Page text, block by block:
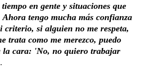
en gente y situaciones que
Ahora tengo mucha más confianza
criterio, si alguien no me respeta,
trata como me merezco, puedo
la cara: 'No, no quiero trabajar